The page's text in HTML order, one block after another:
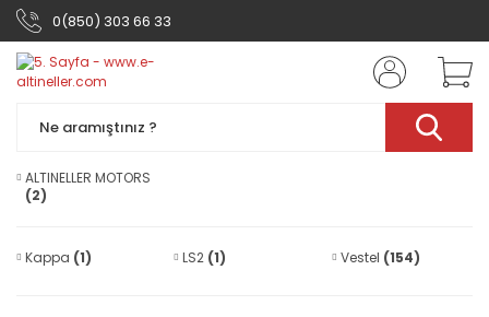
0(850) 303 66 33
ALTINELLER MOTORS
(2)
Kappa (1) LS2 (1) Vestel (154)